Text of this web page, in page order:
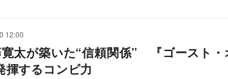
12:00
太が築いた“信頼関係” 『ゴースト・
揮するコンビ力